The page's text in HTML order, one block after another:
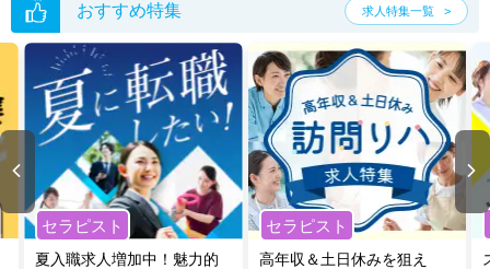
おすすめ特集 求人特集一覧
セラピスト
夏入職求人増加中！魅力的
セラピスト
高年収＆土日休みを狙え